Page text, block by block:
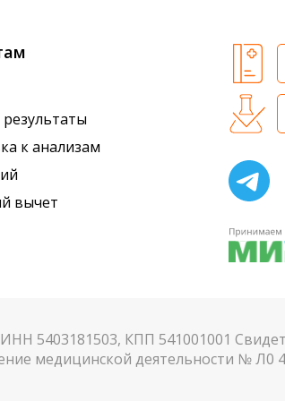
к анализам
вычет
5403181503, КПП 541001001
медицинской деятельности № Л0